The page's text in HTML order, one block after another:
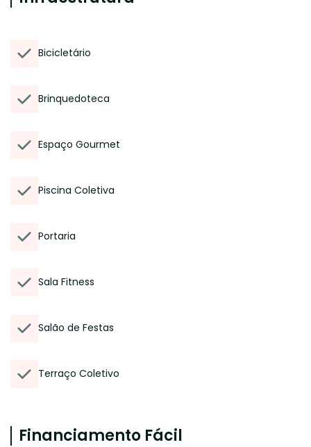
Bicicletário
Brinquedoteca
Espaço Gourmet
Piscina Coletiva
Portaria
Sala Fitness
Salão de Festas
Terraço Coletivo
Financiamento Fácil